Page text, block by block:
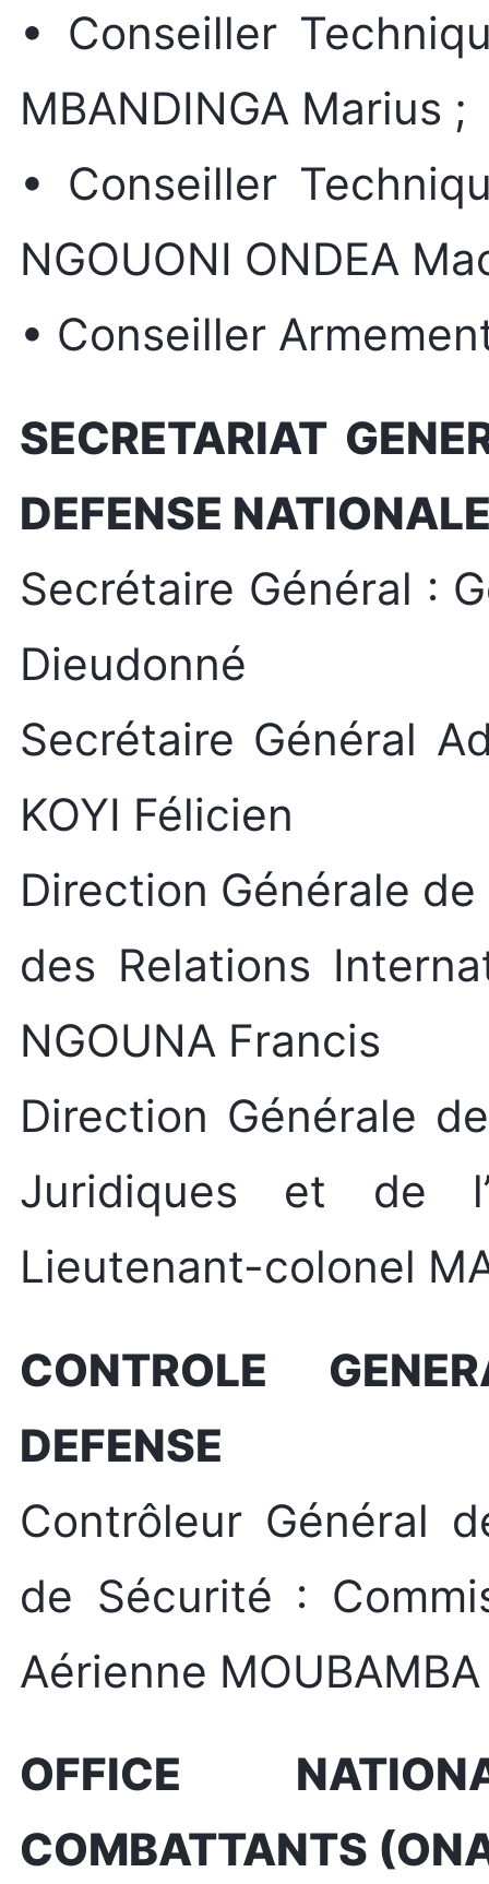
• Conseiller
MBANDINGA Marius ;
• Conseiller
NGOUONI ONDEA
• Conseiller
SECRETARIAT
DEFENSE
Secrétaire Général :
Dieudonné
Secrétaire Général
KOYI Félicien
Direction Générale de
des Relations
NGOUNA Francis
Direction Générale
Juridiques et de
Lieutenant-colonel
CONTROLE
DEFENSE
Contrôleur Général
de Sécurité :
Aérienne
OFFICE
COMBATTANTS